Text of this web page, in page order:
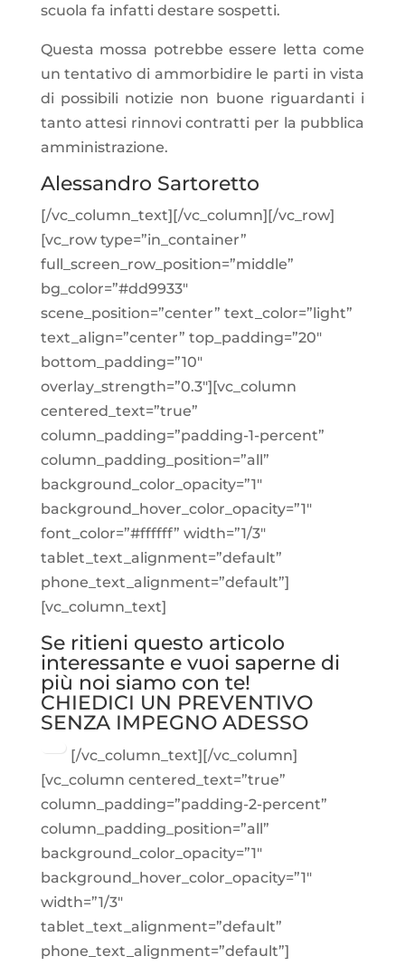
scuola fa infatti destare sospetti.
Questa mossa potrebbe essere letta come
un tentativo di ammorbidire le parti in vista
di possibili notizie non buone riguardanti i
tanto attesi rinnovi contratti per la pubblica
amministrazione.
Alessandro Sartoretto
[/vc_column_text][/vc_column][/vc_row]
[vc_row type=”in_container”
full_screen_row_position=”middle”
bg_color=”#dd9933″
scene_position=”center” text_color=”light”
text_align=”center” top_padding=”20″
bottom_padding=”10″
overlay_strength=”0.3″][vc_column
centered_text=”true”
column_padding=”padding-1-percent”
column_padding_position=”all”
background_color_opacity=”1″
background_hover_color_opacity=”1″
font_color=”#ffffff” width=”1/3″
tablet_text_alignment=”default”
phone_text_alignment=”default”]
[vc_column_text]
Se ritieni questo articolo
interessante e vuoi saperne di
più noi siamo con te!
CHIEDICI UN PREVENTIVO
SENZA IMPEGNO ADESSO
[/vc_column_text][/vc_column]
[vc_column centered_text=”true”
column_padding=”padding-2-percent”
column_padding_position=”all”
background_color_opacity=”1″
background_hover_color_opacity=”1″
width=”1/3″
tablet_text_alignment=”default”
phone_text_alignment=”default”]